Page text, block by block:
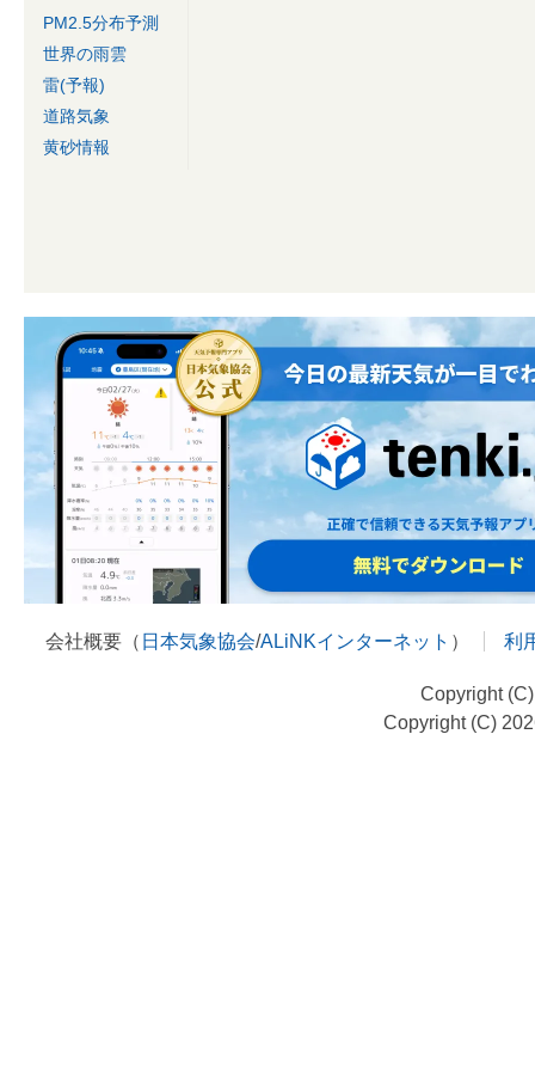
PM2.5分布予測
世界の雨雲
雷(予報)
道路気象
黄砂情報
会社概要（ 日本気象協会/ALiNKインターネット ） 利
Copyright
Copyright (C)